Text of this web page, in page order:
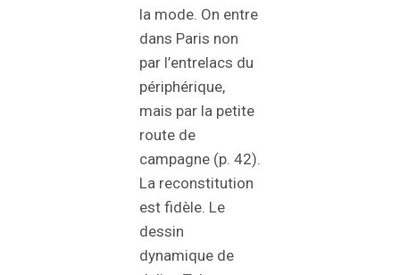
la mode. On entre
dans Paris non
par l’entrelacs du
périphérique,
mais par la petite
route de
campagne (p. 42).
La reconstitution
est fidèle. Le
dessin
dynamique de